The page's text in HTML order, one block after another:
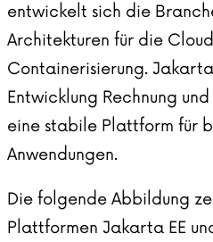
entwickelt sich die
Architekturen für die
Containerisierung.
Entwicklung Rechnung
eine stabile Plattform für
Anwendungen.
Die folgende Abbildung
Plattformen Jakarta EE